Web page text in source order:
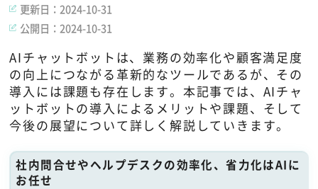
更新日：2024-10-31
公開日：2024-10-31
AIチャットボットは、業務の効率化や顧客満足度
の向上につながる革新的なツールであるが、その
導入には課題も存在します。本記事では、AIチャ
ットボットの導入によるメリットや課題、そして
今後の展望について詳しく解説していきます。
社内問合せやヘルプデスクの効率化、省力化はAIに
お任せ